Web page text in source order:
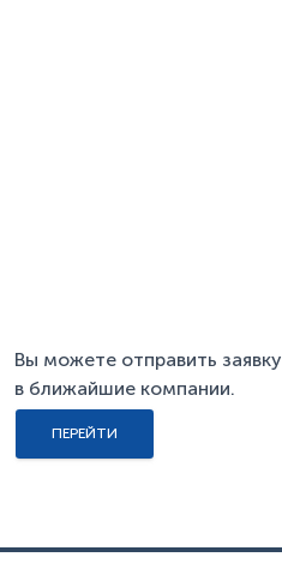
Вы можете отправить заявку
в ближайшие компании.
ПЕРЕЙТИ